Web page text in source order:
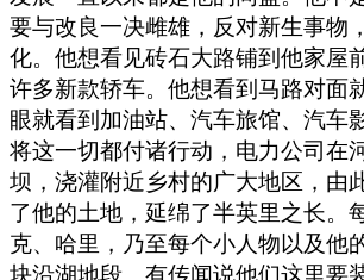
要与改良一决雌雄，反对新生事物
化。他想看见砖石大路铺到他家屋
许多新款轿车。他想看到马路对面
眼就看到加油站、汽车旅馆、汽车
将这一切都付诸行动，电力公司在
坝，浇灌附近乡村的广大地区，由
了他的土地，延绵了半英里之长。
克、哈里，乃至每个小人物以及他
块沿湖地段。有传闻说他们这里要